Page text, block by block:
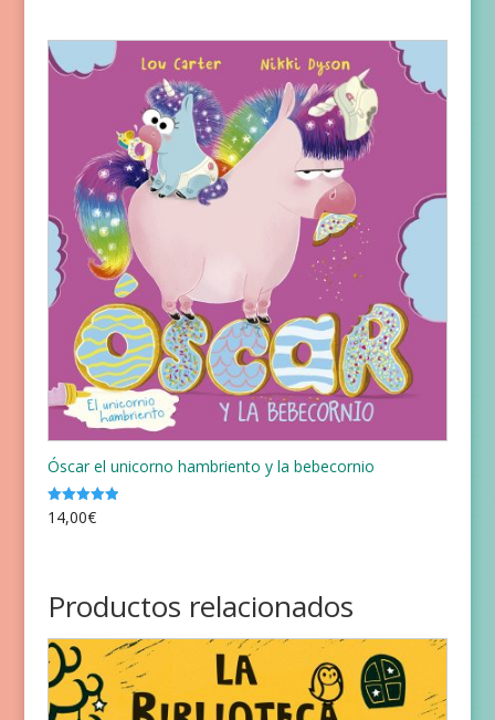
Óscar el unicorno hambriento y la bebecornio
Valorado
con
14,00€
Productos relacionados